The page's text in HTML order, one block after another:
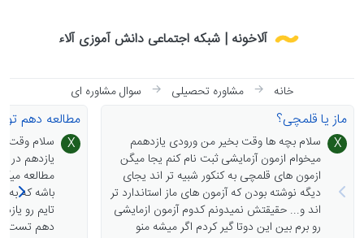
آلاخونه | شبکه اجتماعی دانش آموزی آلاء
خانه مشاوره تحصیلی سوال مشاوره ای
ماز یا قلمچی؟
X
سلام بچه ها وقت بخیر من ورودی یازدهمم
میخوام ازمون آزمایشی ثبت نام کنم یجا میگن
ازمون های قلمچی به کنکور شبیه تر اند یجای
دیگه نوشته بودن که آزمون های ماز استاندارد تر
اند و... حقیقتش نمیدونم کدوم آزمون ازمایشی
رو برم بین این دوتا گیر کردم اگر میشه منو
مطالعه دهم
X
سلام وقت
یازدهم در
مطالعه
دهم تست